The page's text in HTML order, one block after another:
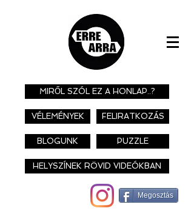
MIRŐL SZÓL EZ A HONLAP..?
VÉLEMÉNYEK FELIRATKOZÁS
BLOGUNK PUZZLE
HELYSZÍNEK RÖVID VIDEÓKBAN
Megosztás